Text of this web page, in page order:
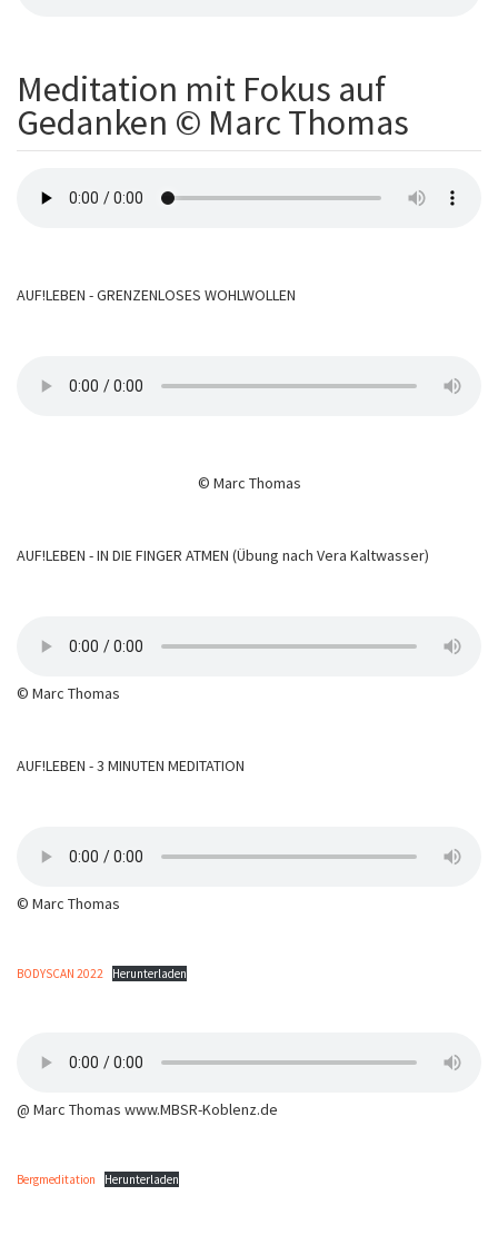
Meditation mit Fokus auf
Gedanken © Marc Thomas
AUF!LEBEN - GRENZENLOSES WOHLWOLLEN
© Marc Thomas
AUF!LEBEN - IN DIE FINGER ATMEN (Übung nach Vera Kaltwasser)
© Marc Thomas
AUF!LEBEN - 3 MINUTEN MEDITATION
© Marc Thomas
BODYSCAN 2022 Herunterladen
@ Marc Thomas www.MBSR-Koblenz.de
Bergmeditation Herunterladen